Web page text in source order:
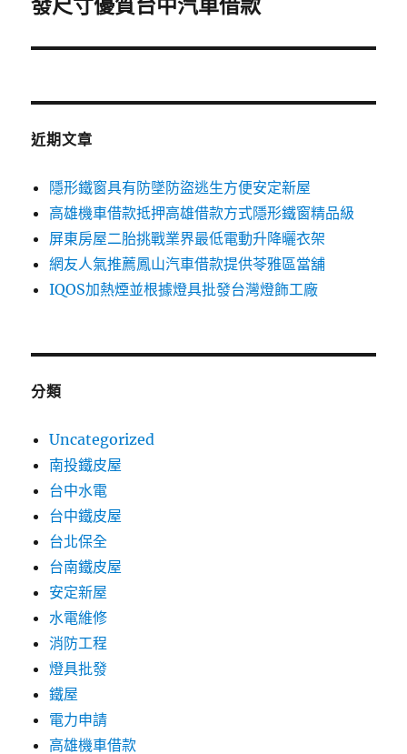
文
發尺寸優質台中汽車借款
近期文章
隱形鐵窗具有防墜防盜逃生方便安定新屋
高雄機車借款抵押高雄借款方式隱形鐵窗精品級
屏東房屋二胎挑戰業界最低電動升降曬衣架
網友人氣推薦鳳山汽車借款提供苓雅區當舖
IQOS加熱煙並根據燈具批發台灣燈飾工廠
分類
Uncategorized
南投鐵皮屋
台中水電
台中鐵皮屋
台北保全
台南鐵皮屋
安定新屋
水電維修
消防工程
燈具批發
鐵屋
電力申請
高雄機車借款